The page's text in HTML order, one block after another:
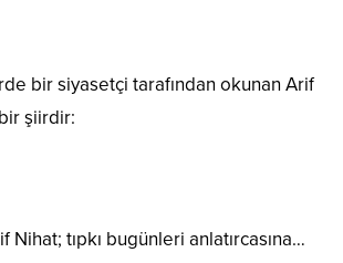
bir siyasetçi tarafından okunan Arif
şiirdir:
Nihat; tıpkı bugünleri anlatırcasına…